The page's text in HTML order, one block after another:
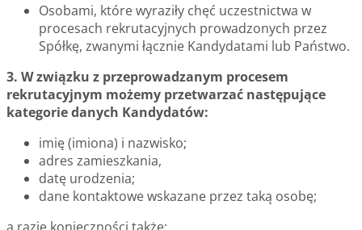
Osobami, które wyraziły chęć uczestnictwa w
procesach rekrutacyjnych prowadzonych przez
Spółkę, zwanymi łącznie Kandydatami lub Państwo.
3. W związku z przeprowadzanym procesem
rekrutacyjnym możemy przetwarzać następujące
kategorie danych Kandydatów:
imię (imiona) i nazwisko;
adres zamieszkania,
datę urodzenia;
dane kontaktowe wskazane przez taką osobę;